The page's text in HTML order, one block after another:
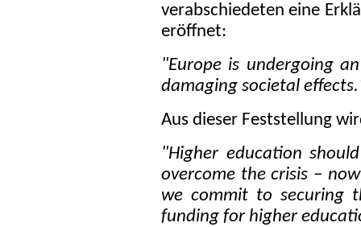
verabschiedeten eine
eröffnet:
"Europe is undergoing
damaging societal
Aus dieser Feststellung
"Higher education
overcome the crisis –
we commit to securing
funding for higher